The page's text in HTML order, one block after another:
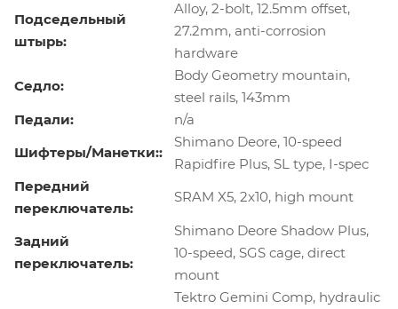
Подседельный
штырь:
Alloy, 2-bolt, 12.5mm offset,
27.2mm, anti-corrosion
hardware
Седло:
Body Geometry mountain,
steel rails, 143mm
Педали:
n/a
Шифтеры/Манетки::
Shimano Deore, 10-speed
Rapidfire Plus, SL type, I-spec
Передний
переключатель:
SRAM X5, 2x10, high mount
Задний
переключатель:
Shimano Deore Shadow Plus,
10-speed, SGS cage, direct
mount
Tektro Gemini Comp, hydraulic